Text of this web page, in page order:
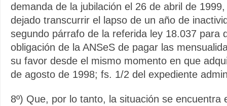
demanda de la jubilación el 26 de abril de
dejado transcurrir el lapso de un año de
segundo párrafo de la referida ley 18.037 para
obligación de la ANSeS de pagar las
su favor desde el mismo momento en que
de agosto de 1998; fs. 1/2 del expediente
8º) Que, por lo tanto, la situación se encuentra